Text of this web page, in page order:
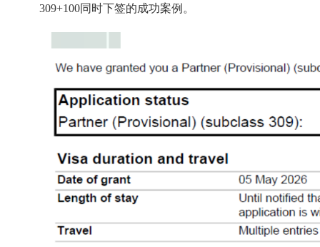
309+100同时下签的成功案例 。